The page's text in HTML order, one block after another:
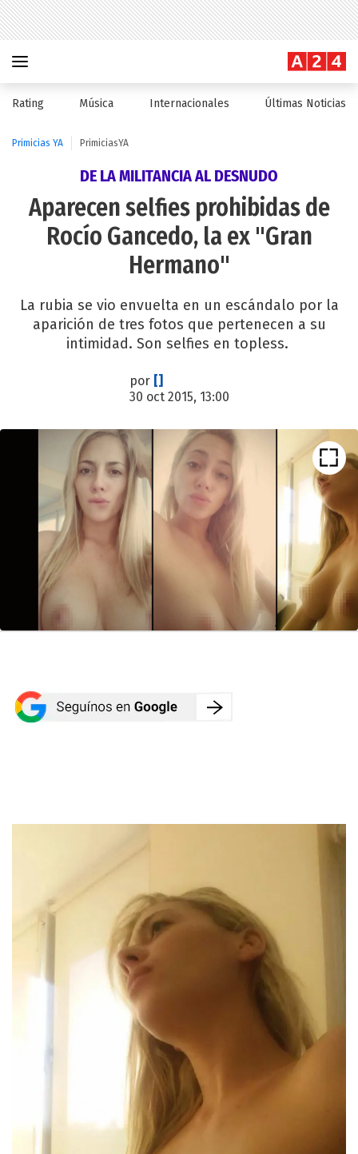
Rating Música Internacionales Últimas Noticias
Primicias YA PrimiciasYA
DE LA MILITANCIA AL DESNUDO
Aparecen selfies prohibidas de
Rocío Gancedo, la ex "Gran
Hermano"
La rubia se vio envuelta en un escándalo por la
aparición de tres fotos que pertenecen a su
intimidad. Son selfies en topless.
por []
30 oct 2015, 13:00